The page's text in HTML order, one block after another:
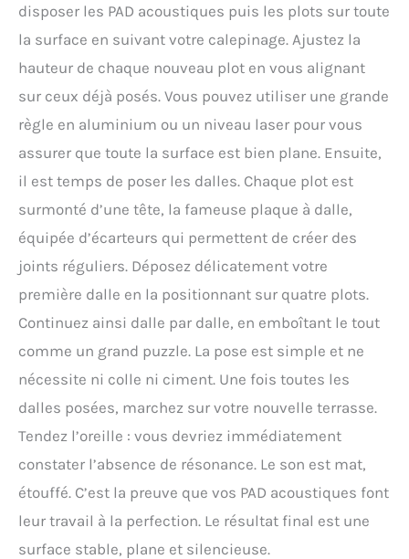
disposer les PAD acoustiques puis les plots sur toute
la surface en suivant votre calepinage. Ajustez la
hauteur de chaque nouveau plot en vous alignant
sur ceux déjà posés. Vous pouvez utiliser une grande
règle en aluminium ou un niveau laser pour vous
assurer que toute la surface est bien plane. Ensuite,
il est temps de poser les dalles. Chaque plot est
surmonté d’une tête, la fameuse plaque à dalle,
équipée d’écarteurs qui permettent de créer des
joints réguliers. Déposez délicatement votre
première dalle en la positionnant sur quatre plots.
Continuez ainsi dalle par dalle, en emboîtant le tout
comme un grand puzzle. La pose est simple et ne
nécessite ni colle ni ciment. Une fois toutes les
dalles posées, marchez sur votre nouvelle terrasse.
Tendez l’oreille : vous devriez immédiatement
constater l’absence de résonance. Le son est mat,
étouffé. C’est la preuve que vos PAD acoustiques font
leur travail à la perfection. Le résultat final est une
surface stable, plane et silencieuse.